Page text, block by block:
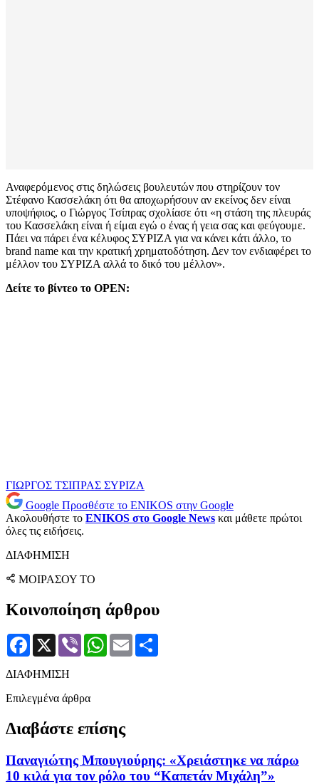
Αναφερόμενος στις δηλώσεις βουλευτών που στηρίζουν τον
Στέφανο Κασσελάκη ότι θα αποχωρήσουν αν εκείνος δεν είναι
υποψήφιος, ο Γιώργος Τσίπρας σχολίασε ότι «η στάση της πλευράς
του Κασσελάκη είναι ή είμαι εγώ ο ένας ή γεια σας και φεύγουμε.
Πάει να πάρει ένα κέλυφος ΣΥΡΙΖΑ για να κάνει κάτι άλλο, το
brand name και την κρατική χρηματοδότηση. Δεν τον ενδιαφέρει το
μέλλον του ΣΥΡΙΖΑ αλλά το δικό του μέλλον».
Δείτε το βίντεο το OPEN:
ΓΙΩΡΓΟΣ ΤΣΙΠΡΑΣ ΣΥΡΙΖΑ
Google Προσθέστε το ENIKOS στην Google
Ακολουθήστε το ENIKOS στο Google News και μάθετε πρώτοι
όλες τις ειδήσεις.
ΔΙΑΦΗΜΙΣΗ
ΜΟΙΡΑΣΟΥ ΤΟ
Κοινοποίηση άρθρου
Facebook
X Viber WhatsApp
Email
ΔΙΑΦΗΜΙΣΗ
Επιλεγμένα άρθρα
Διαβάστε επίσης
Παναγιώτης Μπουγιούρης: «Χρειάστηκε να πάρω
10 κιλά για τον ρόλο του “Καπετάν Μιχάλη”»